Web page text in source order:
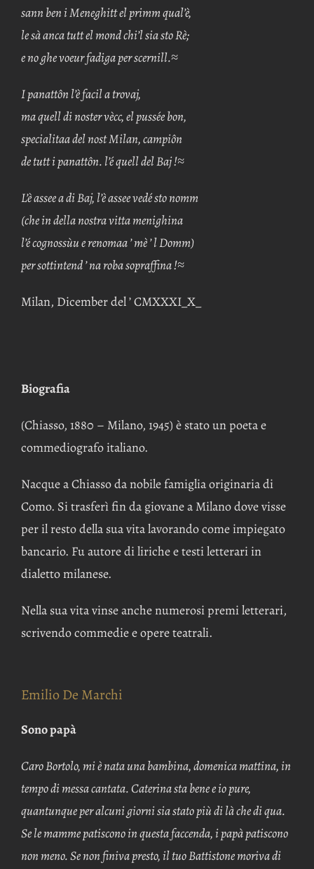
sann ben i Meneghitt el primm qual’è,
le sà anca tutt el mond chi’l sia sto Rè;
e no ghe voeur fadiga per scernill.≈
I panattôn l’è facil a trovaj,
ma quell di noster vècc, el pussée bon,
specialitaa del nost Milan, campiôn
de tutt i panattôn. l’é quell del Baj !≈
L’è assee a di Baj, l’è assee vedé sto nomm
(che in della nostra vitta menighina
l’é cognossùu e renomaa ’ mè ’ l Domm)
per sottintend ’ na roba sopraffina !≈
Milan, Dicember del ’ CMXXXI_X_
Biografia
(Chiasso, 1880 – Milano, 1945) è stato un poeta e
commediografo italiano.
Nacque a Chiasso da nobile famiglia originaria di
Como. Si trasferì fin da giovane a Milano dove visse
per il resto della sua vita lavorando come impiegato
bancario. Fu autore di liriche e testi letterari in
dialetto milanese.
Nella sua vita vinse anche numerosi premi letterari,
scrivendo commedie e opere teatrali.
Emilio De Marchi
Sono papà
Caro Bortolo, mi è nata una bambina, domenica mattina, in
tempo di messa cantata. Caterina sta bene e io pure,
quantunque per alcuni giorni sia stato più di là che di qua.
Se le mamme patiscono in questa faccenda, i papà patiscono
non meno. Se non finiva presto, il tuo Battistone moriva di